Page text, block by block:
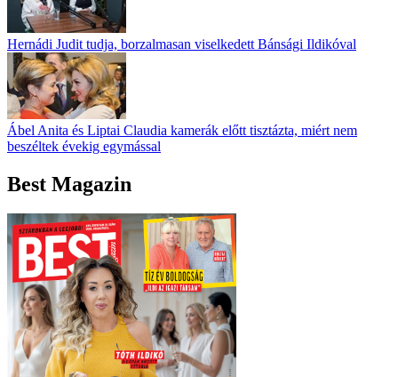
Hernádi Judit tudja, borzalmasan viselkedett Bánsági Ildikóval
Ábel Anita és Liptai Claudia kamerák előtt tisztázta, miért nem
beszéltek évekig egymással
Best Magazin